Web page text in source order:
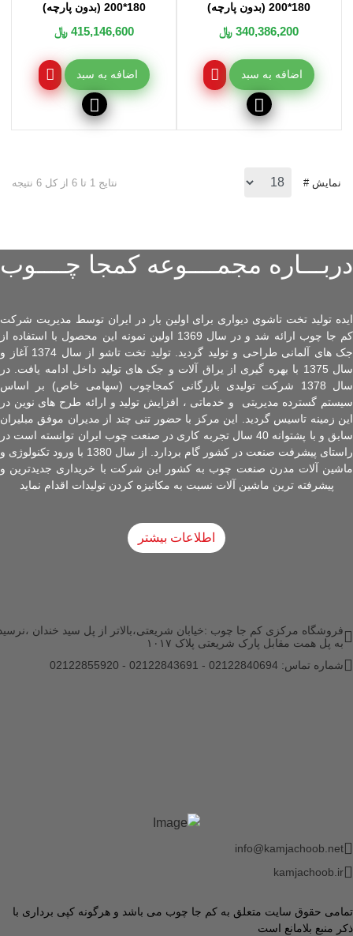
180*200 (بدون پارچه)
340,386,200 ﷼
اضافه به سبد
180*200 (بدون پارچه)
415,146,600 ﷼
اضافه به سبد
نمایش # نتایج 1 تا 6 از کل 6 نتیجه
دربـــاره مجمــــوعه کمجا چــــوب
ایده تولید تخت تاشوی دیواری برای اولین بار در ایران توسط مدیریت شرکت
کم جا چوب ارائه شد و در سال 1369 اولین نمونه این محصول با استفاده از
جک های آلمانی طراحی و تولید گردید. تولید تخت تاشو از سال 1374 آغاز و
سال 1375 با بهره گیری از یراق آلات و جک های تولید داخل ادامه یافت. در
سال 1378 شرکت تولیدی بازرگانی کمجاچوب (سهامی خاص) بر اساس
سیستم گسترده مدیریتی و خدماتی ، افزایش تولید و ارائه طرح های نوین در
این زمینه تاسیس گردید. این مرکز با حضور تنی چند از مدیران موفق مبلیران
سابق و با پشتوانه 40 سال تجربه کاری در صنعت چوب ایران توانسته است در
راستای پیشرفت صنعت در کشور گام بردارد. از سال 1380 با ورود تکنولوژی و
ماشین آلات مدرن صنعت چوب به کشور این شرکت با خریداری جدیدترین و
پیشرفته ترین ماشین آلات نسبت به مکانیزه کردن تولیدات اقدام نماید
اطلاعات بیشتر
فروشگاه مرکزی کم جا چوب :خیابان شریعتی،بالاتر از پل سید خندان
به پل همت مقابل پارک شریعتی پلاک ۱۰۱۷
شماره تماس: 02122840694 - 02122843691 - 02122855920
info@kamjachoob.net
kamjachoob.ir
تمامی حقوق سایت متعلق به کم جا چوب می باشد و هرگونه کپی برداری با
ذکر منبع بلامانع است